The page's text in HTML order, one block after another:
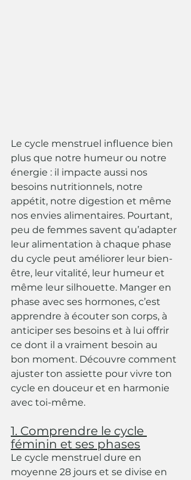
Le cycle menstruel influence bien
plus que notre humeur ou notre
énergie : il impacte aussi nos
besoins nutritionnels, notre
appétit, notre digestion et même
nos envies alimentaires. Pourtant,
peu de femmes savent qu’adapter
leur alimentation à chaque phase
du cycle peut améliorer leur bien-
être, leur vitalité, leur humeur et
même leur silhouette. Manger en
phase avec ses hormones, c’est
apprendre à écouter son corps, à
anticiper ses besoins et à lui offrir
ce dont il a vraiment besoin au
bon moment. Découvre comment
ajuster ton assiette pour vivre ton
cycle en douceur et en harmonie
avec toi-même.
1. Comprendre le cycle
féminin et ses phases
Le cycle menstruel dure en
moyenne 28 jours et se divise en